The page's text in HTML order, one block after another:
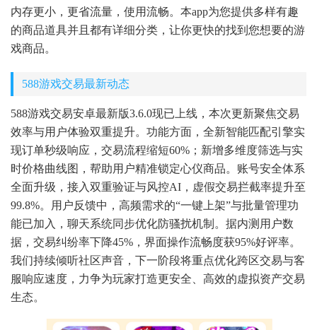
内存更小，更省流量，使用流畅。本app为您提供多样有趣
的商品道具并且都有详细分类，让你更快的找到您想要的游
戏商品。
588游戏交易最新动态
588游戏交易安卓最新版3.6.0现已上线，本次更新聚焦交易
效率与用户体验双重提升。功能方面，全新智能匹配引擎实
现订单秒级响应，交易流程缩短60%；新增多维度筛选与实
时价格曲线图，帮助用户精准锁定心仪商品。账号安全体系
全面升级，接入双重验证与风控AI，虚假交易拦截率提升至
99.8%。用户反馈中，高频需求的“一键上架”与批量管理功
能已加入，聊天系统同步优化防骚扰机制。据内测用户数
据，交易纠纷率下降45%，界面操作流畅度获95%好评率。
我们持续倾听社区声音，下一阶段将重点优化跨区交易与客
服响应速度，力争为玩家打造更安全、高效的虚拟资产交易
生态。